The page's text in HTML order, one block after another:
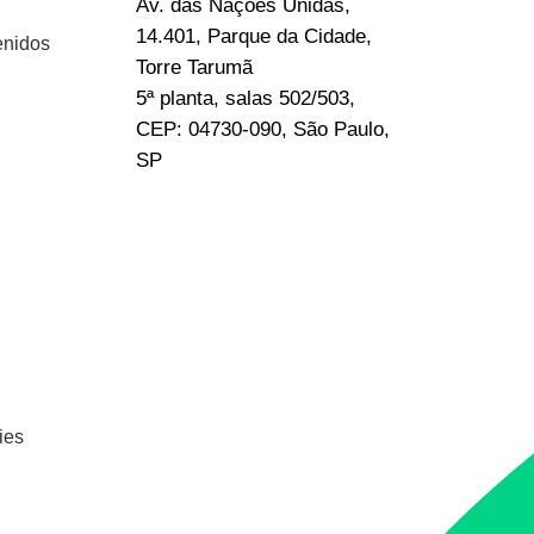
14.401, Parque da Cidade,
Torre Tarumã
5ª planta, salas 502/503,
CEP: 04730-090, São Paulo,
SP